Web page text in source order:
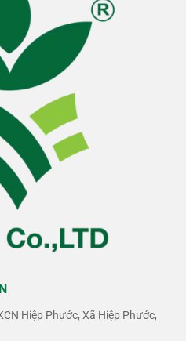
Hiệp Phước, Xã Hiệp Phước,